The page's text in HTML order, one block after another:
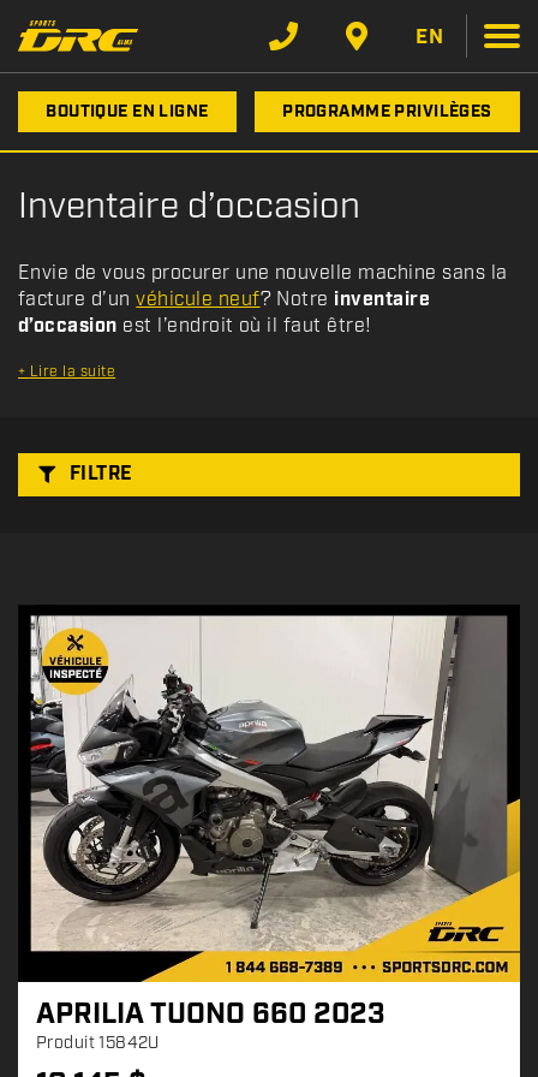
EN
BOUTIQUE EN LIGNE PROGRAMME PRIVILÈGES
Inventaire d’occasion
Envie de vous procurer une nouvelle machine sans la
facture d’unvéhicule neuf? Notre inventaire
d’occasion est l’endroit où il faut être!
+ Lire la suite
FILTRE
l
e
Filtre
Catégorie
Année
CHERCHER
APRILIA TUONO 660 2023
Produit15842U